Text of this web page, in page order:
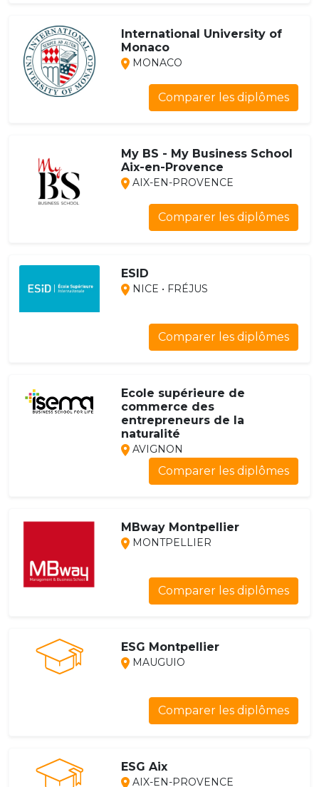
International University of
Monaco
MONACO
Comparer les diplômes
My BS - My Business School
Aix-en-Provence
AIX-EN-PROVENCE
Comparer les diplômes
ESID
NICE • FRÉJUS
Comparer les diplômes
Ecole supérieure de
commerce des
entrepreneurs de la
naturalité
AVIGNON
Comparer les diplômes
MBway Montpellier
MONTPELLIER
Comparer les diplômes
ESG Montpellier
MAUGUIO
Comparer les diplômes
ESG Aix
AIX-EN-PROVENCE